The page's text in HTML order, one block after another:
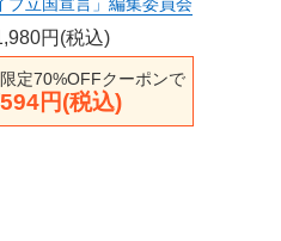
ブ立国宣言」編集委員会
円(税込)
定70%OFFクーポンで
円(税込)